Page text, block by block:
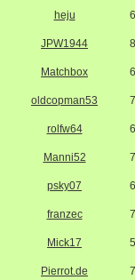
heju
JPW1944
Matchbox
oldcopman53
rolfw64
Manni52
psky07
franzec
Mick17
Pierrot.de